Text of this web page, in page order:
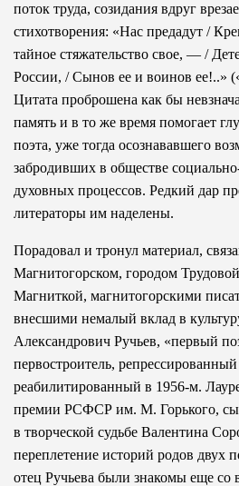
поток труда, созидания вдруг
стихотворения: «Нас предадут /
тайное стяжательство свое, — /
России, / Сынов ее и воинов ее!..»
Цитата проброшена как бы
память и в то же время помогает
поэта, уже тогда осознававшего
забродивших в обществе
духовных процессов. Редкий дар
литераторы им наделены.
Порадовал и тронул материал,
Магнитогорском, городом
Магниткой, магнитогорскими
внесшими немалый вклад в
Александрович Ручьев, «первый
первостроитель, репрессированный
реабилитированный в 1956-м.
премии РСФСР им. М. Горького,
в творческой судьбе Валентина
переплетение историй родов двух
отец Ручьева были знакомы еще со